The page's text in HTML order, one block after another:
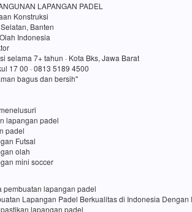
LAPANGAN PADEL
Konstruksi
Banten
Indonesia
selama 7+ tahun · Kota Bks, Jawa Barat
17 00 · 0813 5189 4500
bagus dan bersih"
lapangan padel
padel
Futsal
olah
mini soccer
pembuatan lapangan padel
Lapangan Padel Berkualitas di Indonesia
lapangan padel